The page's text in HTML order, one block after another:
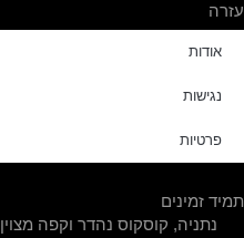
עזרה
אודות
נגישות
פרטיות
תמיד זמינים
נתניה, קוסקוס נהדר וקפה מצוין